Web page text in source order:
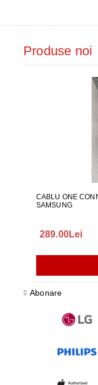
Produse noi
CABLU ONE
SAMSUNG
289.00Lei
Abonare